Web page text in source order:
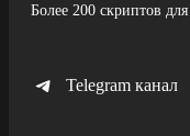
Более 200 скриптов
Telegram канал